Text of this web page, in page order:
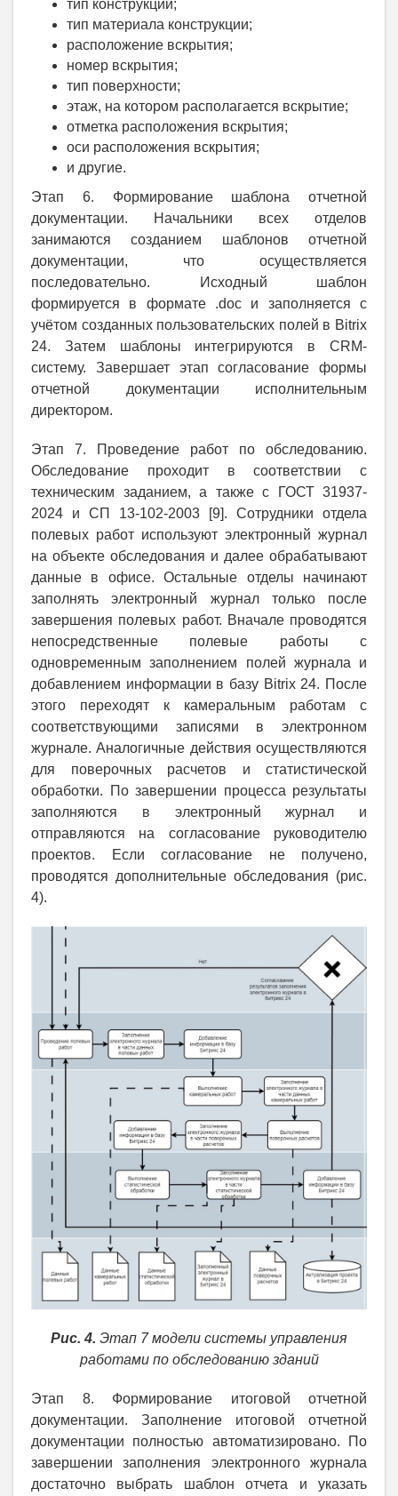
тип конструкции;
тип материала конструкции;
расположение вскрытия;
номер вскрытия;
тип поверхности;
этаж, на котором располагается вскрытие;
отметка расположения вскрытия;
оси расположения вскрытия;
и другие.
Этап 6. Формирование шаблона отчетной
документации. Начальники всех отделов
занимаются созданием шаблонов отчетной
документации, что осуществляется
последовательно. Исходный шаблон
формируется в формате .doc и заполняется с
учётом созданных пользовательских полей в Bitrix
24. Затем шаблоны интегрируются в CRM-
систему. Завершает этап согласование формы
отчетной документации исполнительным
директором.
Этап 7. Проведение работ по обследованию.
Обследование проходит в соответствии с
техническим заданием, а также с ГОСТ 31937-
2024 и СП 13-102-2003 [9]. Сотрудники отдела
полевых работ используют электронный журнал
на объекте обследования и далее обрабатывают
данные в офисе. Остальные отделы начинают
заполнять электронный журнал только после
завершения полевых работ. Вначале проводятся
непосредственные полевые работы с
одновременным заполнением полей журнала и
добавлением информации в базу Bitrix 24. После
этого переходят к камеральным работам с
соответствующими записями в электронном
журнале. Аналогичные действия осуществляются
для поверочных расчетов и статистической
обработки. По завершении процесса результаты
заполняются в электронный журнал и
отправляются на согласование руководителю
проектов. Если согласование не получено,
проводятся дополнительные обследования (рис.
4).
Рис. 4. Этап 7 модели системы управления
работами по обследованию зданий
Этап 8. Формирование итоговой отчетной
документации. Заполнение итоговой отчетной
документации полностью автоматизировано. По
завершении заполнения электронного журнала
достаточно выбрать шаблон отчета и указать